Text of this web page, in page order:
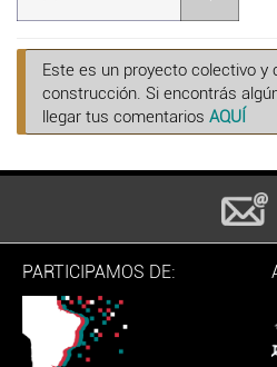
Este es un proyecto colectivo y
construcción. Si encontrás
llegar tus comentarios AQUÍ
PARTICIPAMOS DE: